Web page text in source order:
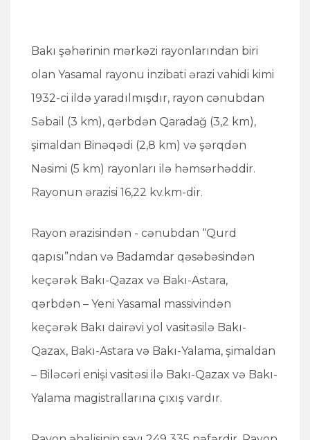
Bakı şəhərinin mərkəzi rayonlarından biri
olan Yasamal rayonu inzibati ərazi vahidi kimi
1932-ci ildə yaradılmışdır, rayon cənubdan
Səbail (3 km), qərbdən Qaradağ (3,2 km),
şimaldan Binəqədi (2,8 km) və şərqdən
Nəsimi (5 km) rayonları ilə həmsərhəddir.
Rayonun ərazisi 16,22 kv.km-dir.
Rayon ərazisindən - cənubdan “Qurd
qapısı”ndan və Badamdar qəsəbəsindən
keçərək Bakı-Qazax və Bakı-Astara,
qərbdən – Yeni Yasamal massivindən
keçərək Bakı dairəvi yol vasitəsilə Bakı-
Qazax, Bakı-Astara və Bakı-Yalama, şimaldan
– Biləcəri enişi vasitəsi ilə Bakı-Qazax və Bakı-
Yalama magistrallarına çıxış vardır.